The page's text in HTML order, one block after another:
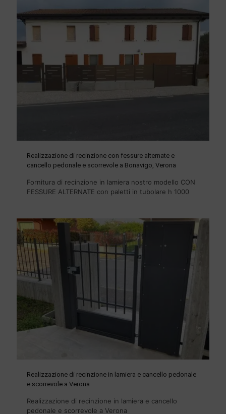
Realizzazione di recinzione con fessure alternate e
cancello pedonale e scorrevole a Bonavigo, Verona
Fornitura di recinzione in lamiera nostro modello CON
FESSURE ALTERNATE con paletti in tubolare h 1000
Realizzazione di recinzione in lamiera e cancello pedonale
e scorrevole a Verona
Realizzazione di recinzione in lamiera e cancello
pedonale e scorrevole a Verona